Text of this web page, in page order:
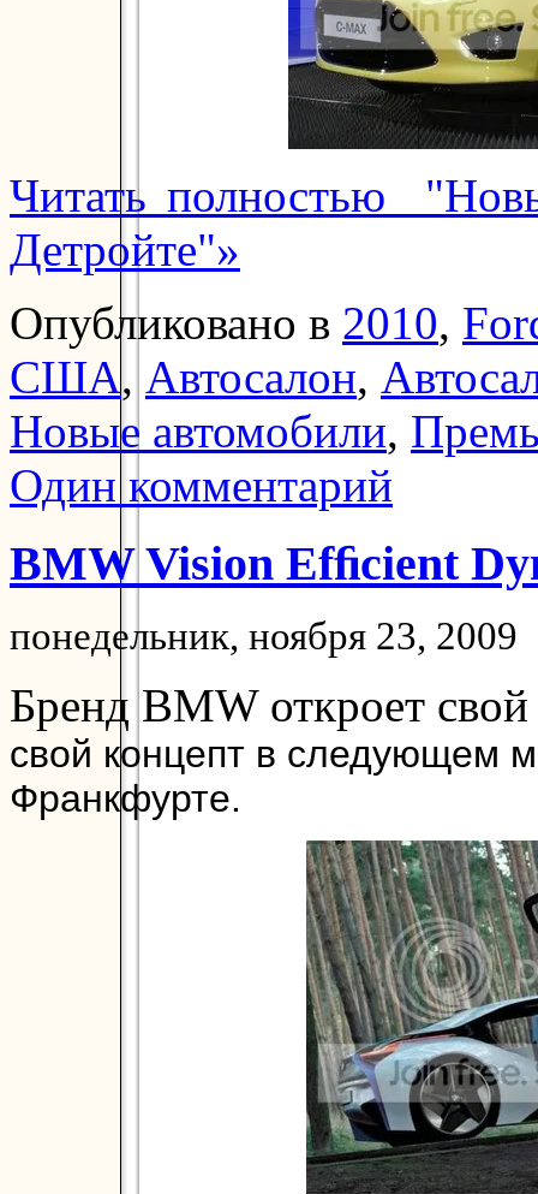
Читать полностью
Детройте"»
Опубликовано в 2010,
США, Автосалон,
Новые автомобили,
Один комментарий
BMW Vision Efﬁcient
понедельник, ноября 23, 2009
Бренд BMW откроет
свой концепт в следующем
Франкфурте.